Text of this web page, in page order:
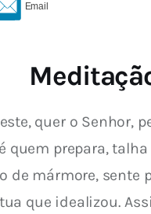
quer o Senhor,
quem prepara,
de mármore,
que idealizou.